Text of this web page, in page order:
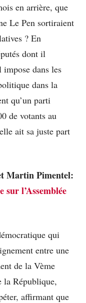
en arrière, que
Le Pen sortiraient
? En
dont il
impose dans les
dans la
qu’un parti
de votants au
ait sa juste part
Martin Pimentel:
sur l’Assemblée
qui
entre une
de la Vème
la République,
affirmant que